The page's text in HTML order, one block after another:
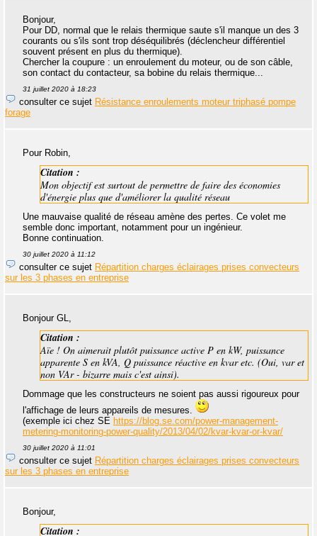
Bonjour,
Pour DD, normal que le relais thermique saute s'il manque un des 3
courants ou s'ils sont trop déséquilibrés (déclencheur différentiel
souvent présent en plus du thermique).
Chercher la coupure : un enroulement du moteur, ou de son câble,
son contact du contacteur, sa bobine du relais thermique...
31 juillet 2020 à 18:23
consulter ce sujet Résistance enroulements moteur triphasé pompe
forage
Pour Robin,
Citation :
Mon objectif est surtout de permettre de faire des économies
d'énergie plus que d'améliorer la qualité réseau
Une mauvaise qualité de réseau amène des pertes. Ce volet me
semble donc important, notamment pour un ingénieur.
Bonne continuation.
30 juillet 2020 à 11:12
consulter ce sujet Répartition charges éclairages prises convecteurs
sur les 3 phases en entreprise
Bonjour GL,
Citation :
Aïe ! On aimerait plutôt puissance active P en kW, puissance
apparente S en kVA, Q puissance réactive en kvar etc. (Oui, var et
non VAr - bizarre mais c'est ainsi).
Dommage que les constructeurs ne soient pas aussi rigoureux pour
l'affichage de leurs appareils de mesures.
(exemple ici chez SE https://blog.se.com/power-management-
metering-monitoring-power-quality/2013/04/02/kvar-kvar-or-kvar/
30 juillet 2020 à 11:01
consulter ce sujet Répartition charges éclairages prises convecteurs
sur les 3 phases en entreprise
Bonjour,
Citation :